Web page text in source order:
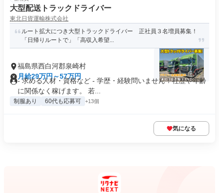
大型配送トラックドライバー
東北日貨運輸株式会社
ルート拡大につき大型トラックドライバー 正社員３名増員募集！
「日帰りルートで」「高収入希望...
福島県西白河郡泉崎村
月給29万円～57万円
- 求める人材・資格など - 学歴・経験問いません！社歴や年齢
に関係なく稼げます。 若...
制服あり 60代も応募可 +13個
気になる